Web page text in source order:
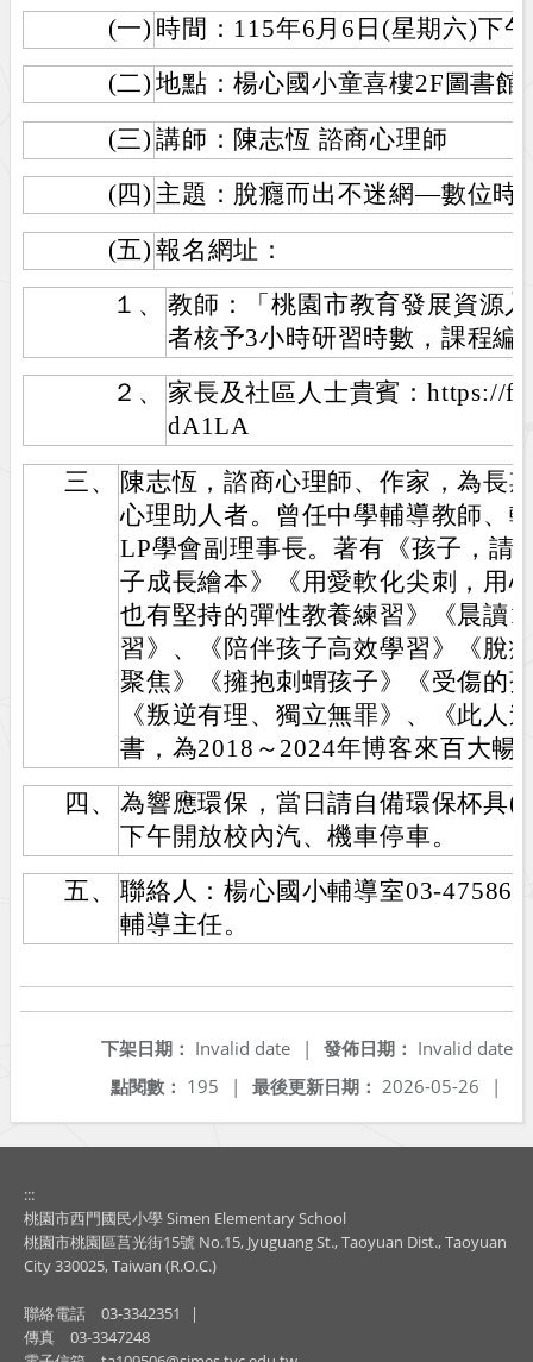
(一) 時間：115年6月6日(星期六)下
(二) 地點：楊心國小童喜樓2F圖書館
(三) 講師：陳志恆 諮商心理師
(四) 主題：脫癮而出不迷網—數位時
(五) 報名網址：
１、
教師：「桃園市教育發展資源
者核予3小時研習時數，課程編
２、
家長及社區人士貴賓：https://
dA1LA
三、
陳志恆，諮商心理師、作家，為長
心理助人者。曾任中學輔導教師、
LP學會副理事長。著有《孩子，請
子成長繪本》《用愛軟化尖刺，用
也有堅持的彈性教養練習》《晨讀
習》、《陪伴孩子高效學習》《脫
聚焦》《擁抱刺蝟孩子》《受傷的
《叛逆有理、獨立無罪》、《此人
書，為2018～2024年博客來百大暢
四、
為響應環保，當日請自備環保杯具(
下午開放校內汽、機車停車。
五、
聯絡人：楊心國小輔導室03-
輔導主任。
發佈日期： Invalid date
下架日期： Invalid date
|
最後更新日期： 2026-05-26 |
點閱數： 195 |
:::
桃園市西門國民小學 Simen Elementary School
桃園市桃園區莒光街15號 No.15, Jyuguang St., Taoyuan Dist., Taoyuan
City 330025, Taiwan (R.O.C.)
聯絡電話 03-3342351
|
傳真
03-3347248